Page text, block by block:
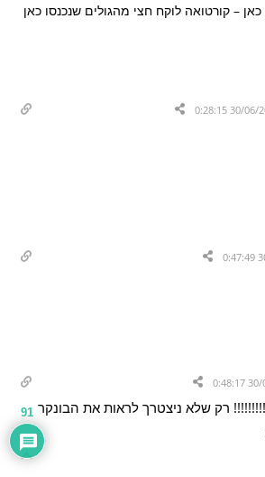
– קורטואה לוקח חצי מהגולים שנכנסו כאן
רק שלא ניצטרך לראות את הבונקר 91